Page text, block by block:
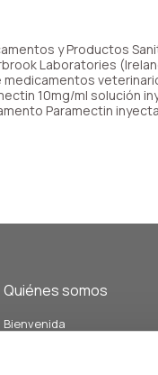
y Productos
Laboratories
10mg/ml solución
Paramectin
Quiénes somos
Bienvenida